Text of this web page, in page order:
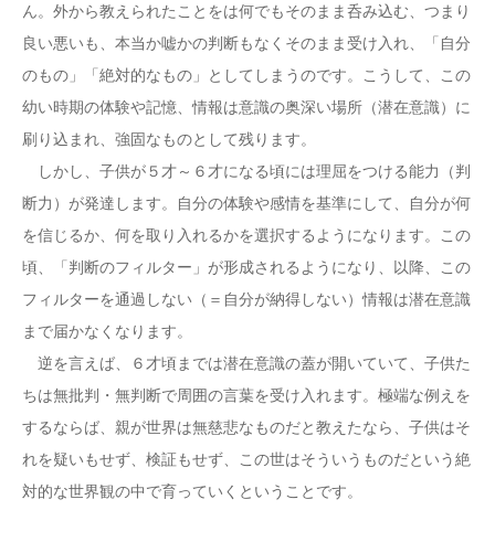
ん。外から教えられたことをは何でもそのまま呑み込む、つまり
良い悪いも、本当か嘘かの判断もなくそのまま受け入れ、「自分
のもの」「絶対的なもの」としてしまうのです。こうして、この
幼い時期の体験や記憶、情報は意識の奥深い場所（潜在意識）に
刷り込まれ、強固なものとして残ります。
しかし、子供が５才～６才になる頃には理屈をつける能力（判
断力）が発達します。自分の体験や感情を基準にして、自分が何
を信じるか、何を取り入れるかを選択するようになります。この
頃、「判断のフィルター」が形成されるようになり、以降、この
フィルターを通過しない（＝自分が納得しない）情報は潜在意識
まで届かなくなります。
逆を言えば、６才頃までは潜在意識の蓋が開いていて、子供た
ちは無批判・無判断で周囲の言葉を受け入れます。極端な例えを
するならば、親が世界は無慈悲なものだと教えたなら、子供はそ
れを疑いもせず、検証もせず、この世はそういうものだという絶
対的な世界観の中で育っていくということです。